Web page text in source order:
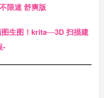
限速 舒爽版
生图！krita––3D 扫描建
-